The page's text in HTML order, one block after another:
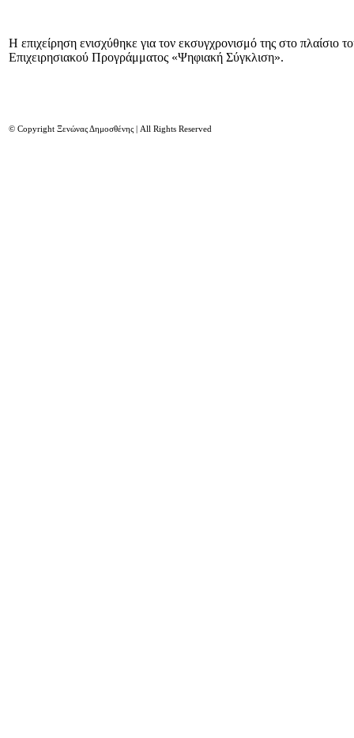
Η επιχείρηση ενισχύθηκε για τον εκσυγχρονισμό της στο πλαίσιο
Επιχειρησιακού Προγράμματος «Ψηφιακή Σύγκλιση».
© Copyright Ξενώνας Δημοσθένης | All Rights Reserved